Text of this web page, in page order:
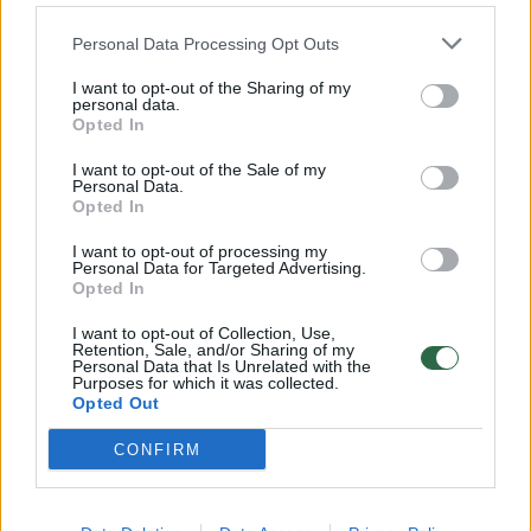
Personal Data Processing Opt Outs
I want to opt-out of the Sharing of my
personal data.
Opted In
I want to opt-out of the Sale of my
Personal Data.
Opted In
I want to opt-out of processing my
Personal Data for Targeted Advertising.
Opted In
I want to opt-out of Collection, Use,
Retention, Sale, and/or Sharing of my
Personal Data that Is Unrelated with the
Purposes for which it was collected.
Opted Out
CONFIRM
32 laipsnių šilumos
Žinios | Orai
Nufilmavo, kaip patvino Vilniaus Vakarinis aplinkkelis:
Žinios | Lietuvos diena
00:15:54
V. Zalužno pasisakymą laiko bandymu įsitvirtinti
Ukrainos politikoje: jis yra neteisus
Laidos | Nauja diena